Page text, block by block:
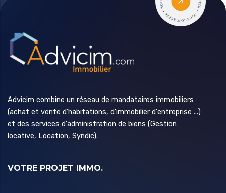
Advicim combine un réseau de mandataires immobiliers
(achat et vente d'habitations, d'immobilier d'entreprise ...)
et des services d'administration de biens (Gestion
locative, Location, Syndic).
VOTRE PROJET IMMO.